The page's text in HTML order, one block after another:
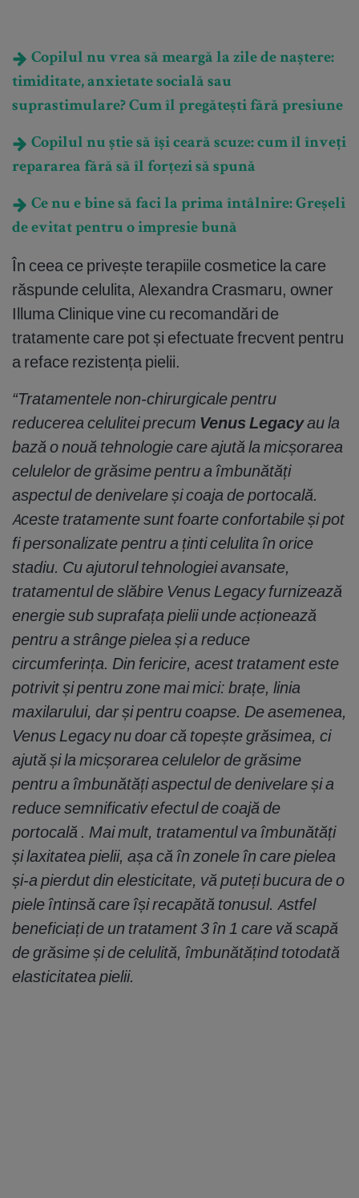
Copilul nu vrea să meargă la zile de naștere:
timiditate, anxietate socială sau
suprastimulare? Cum îl pregătești fără presiune
Copilul nu știe să își ceară scuze: cum îl înveți
repararea fără să îl forțezi să spună
Ce nu e bine să faci la prima întâlnire: Greșeli
de evitat pentru o impresie bună
În ceea ce privește terapiile cosmetice la care
răspunde celulita, Alexandra Crasmaru, owner
Illuma Clinique vine cu recomandări de
tratamente care pot și efectuate frecvent pentru
a reface rezistența pielii.
“Tratamentele non-chirurgicale pentru
reducerea celulitei precum Venus Legacyau la
bază o nouă tehnologie care ajută la micșorarea
celulelor de grăsime pentru a îmbunătăți
aspectul de denivelare și coaja de portocală.
Aceste tratamente sunt foarte confortabile și pot
fi personalizate pentru a ținti celulita în orice
stadiu. Cu ajutorul tehnologiei avansate,
tratamentul de slăbire Venus Legacy furnizează
energie sub suprafața pielii unde acționează
pentru a strânge pielea și a reduce
circumferința. Din fericire, acest tratament este
potrivit și pentru zone mai mici: brațe, linia
maxilarului, dar și pentru coapse. De asemenea,
Venus Legacy nu doar că topește grăsimea, ci
ajută și la micșorarea celulelor de grăsime
pentru a îmbunătăți aspectul de denivelare și a
reduce semnificativ efectul de coajă de
portocală . Mai mult, tratamentul va îmbunătăți
și laxitatea pielii, așa că în zonele în care pielea
și-a pierdut din elesticitate, vă puteți bucura de o
piele întinsă care își recapătă tonusul. Astfel
beneficiați de un tratament 3 în 1 care vă scapă
de grăsime și de celulită, îmbunătățind totodată
elasticitatea pielii.